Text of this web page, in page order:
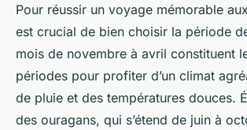
Pour réussir un voyage mémorable
est crucial de bien choisir la période
mois de novembre à avril constituent
périodes pour profiter d’un climat
de pluie et des températures douces.
des ouragans, qui s’étend de juin à